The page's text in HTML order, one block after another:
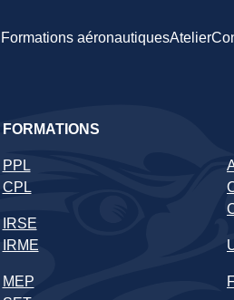
Formations aéronautiquesAtelier
FORMATIONS
PPL
CPL
IRSE
IRME
MEP